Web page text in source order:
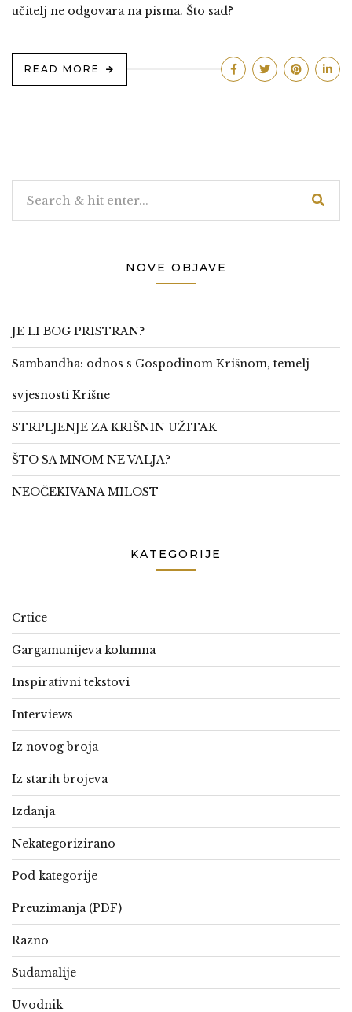
učitelj ne odgovara na pisma. Što sad?
READ MORE
NOVE OBJAVE
JE LI BOG PRISTRAN?
Sambandha: odnos s Gospodinom Krišnom, temelj
svjesnosti Krišne
STRPLJENJE ZA KRIŠNIN UŽITAK
ŠTO SA MNOM NE VALJA?
NEOČEKIVANA MILOST
KATEGORIJE
Crtice
Gargamunijeva kolumna
Inspirativni tekstovi
Interviews
Iz novog broja
Iz starih brojeva
Izdanja
Nekategorizirano
Pod kategorije
Preuzimanja (PDF)
Razno
Sudamalije
Uvodnik